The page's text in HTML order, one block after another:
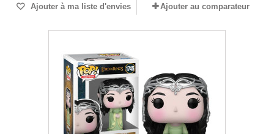
Ajouter à ma liste d'envies Ajouter au comparateur